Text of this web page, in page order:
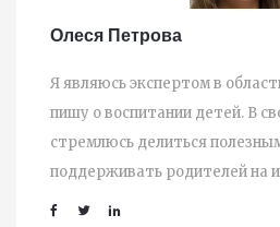
Олеся Петрова
Я являюсь экспертом в
пишу о воспитании детей. В
стремлюсь делиться
поддерживать родителей на